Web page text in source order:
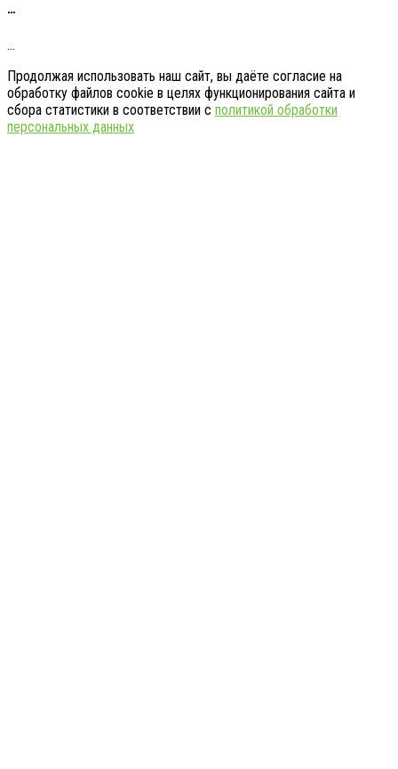
…
…
Продолжая использовать наш сайт, вы даёте согласие на
обработку файлов cookie в целях функционирования сайта и
сбора статистики в соответствии с политикой обработки
персональных данных